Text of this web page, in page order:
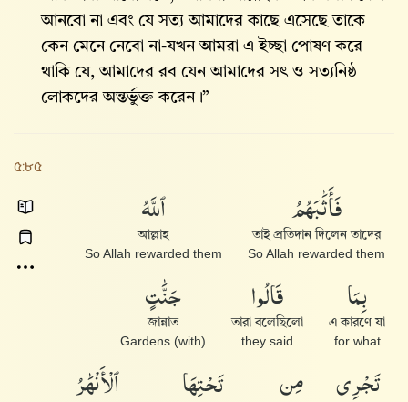
আনবো না এবং যে সত্য আমাদের কাছে এসেছে তাকে
কেন মেনে নেবো না-যখন আমরা এ ইচ্ছা পোষণ করে
থাকি যে, আমাদের রব যেন আমাদের সৎ ও সত্যনিষ্ঠ
লোকদের অন্তর্ভুক্ত করেন।”
৫:৮৫
فَأَثَٰبَهُمُ
তাই প্রতিদান দিলেন তাদের
So Allah rewarded them
ٱللَّهُ
আল্লাহ
So Allah rewarded them
بِمَا
এ কারণে যা
for what
قَالُوا۟
তারা বলেছিলো
they said
جَنَّٰتٍ
জান্নাত
(with) Gardens
تَجْرِى مِن تَحْتِهَا ٱلْأَنْهَٰرُ